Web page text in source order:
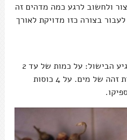
ולחשוב לרגע כמה מדהים זה
בצורה כזו מדויקת לאורך
אחרי הבלילה בשמן מגיע הבישול: על כמות של עד 2
כוסות סולת שמים כמות זהה של מים. על 4 כוסות